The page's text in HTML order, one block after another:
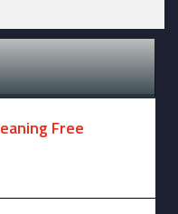
Free